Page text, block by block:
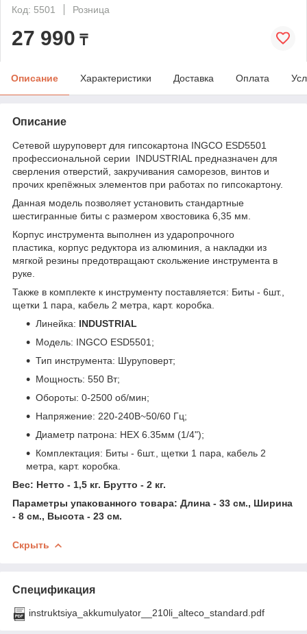
Код: 5501
Розница
27 990 ₸
Описание Характеристики Доставка Оплата
Описание
Сетевой шуруповерт для гипсокартона INGCO ESD5501
профессиональной серии INDUSTRIAL предназначен для
сверления отверстий, закручивания саморезов, винтов и
прочих крепёжных элементов при работах по гипсокартону.
Данная модель позволяет установить стандартные
шестигранные биты с размером хвостовика 6,35 мм.
Корпус инструмента выполнен из ударопрочного
пластика, корпус редуктора из алюминия, а накладки из
мягкой резины предотвращают скольжение инструмента в
руке.
Также в комплекте к инструменту поставляется: Биты - 6шт.,
щетки 1 пара, кабель 2 метра, карт. коробка.
Линейка: INDUSTRIAL
Модель: INGCO ESD5501;
Тип инструмента: Шуруповерт;
Мощность: 550 Вт;
Обороты: 0-2500 об/мин;
Напряжение: 220-240В~50/60 Гц;
Диаметр патрона: HEX 6.35мм (1/4");
Комплектация: Биты - 6шт., щетки 1 пара, кабель 2
метра, карт. коробка.
Вес: Нетто - 1,5 кг. Брутто - 2 кг.
Параметры упакованного товара: Длина - 33 см., Ширина
- 8 см., Высота - 23 см.
Скрыть
Спецификация
instruktsiya_akkumulyator__210li_alteco_standard.pdf